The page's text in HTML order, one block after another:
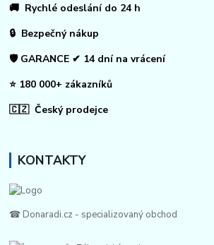
🚚 Rychlé odeslání do 24 h
🔒 Bezpečný nákup
🛡️ GARANCE ✔ 14 dní na vrácení
⭐ 180 000+ zákazníků
🇨🇿 Český prodejce
KONTAKTY
☎ Donaradi.cz - specializovaný obchod